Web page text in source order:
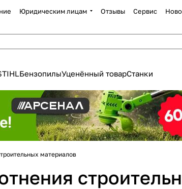
Юридическим лицам Отзывы Сервис
БензопилыУценённый товарСтанки
материалов
всех банков
оплату